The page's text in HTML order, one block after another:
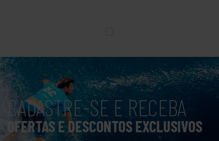
CADASTRE-SE E RECEBA
OFERTAS E DESCONTOS EXCLUSIVOS